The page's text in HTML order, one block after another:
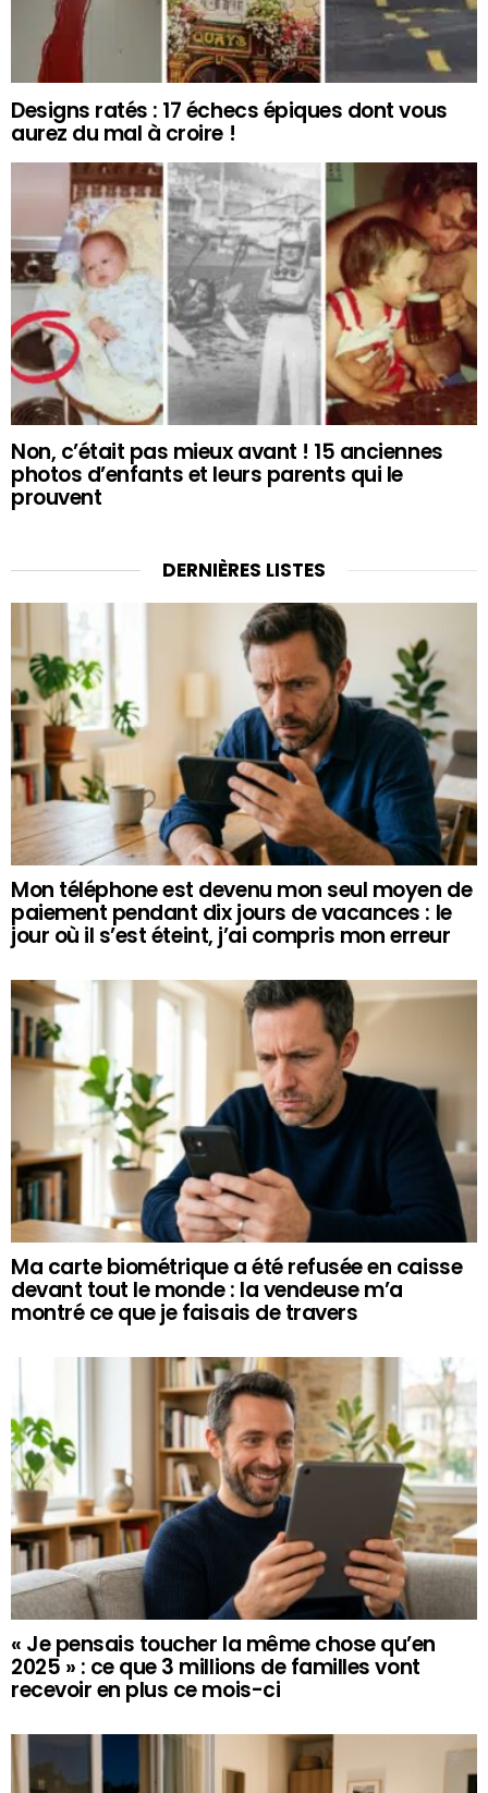
Designs ratés : 17 échecs épiques dont vous
aurez du mal à croire !
Non, c’était pas mieux avant ! 15 anciennes
photos d’enfants et leurs parents qui le
prouvent
DERNIÈRES LISTES
Mon téléphone est devenu mon seul moyen de
paiement pendant dix jours de vacances : le
jour où il s’est éteint, j’ai compris mon erreur
Ma carte biométrique a été refusée en caisse
devant tout le monde : la vendeuse m’a
montré ce que je faisais de travers
« Je pensais toucher la même chose qu’en
2025 » : ce que 3 millions de familles vont
recevoir en plus ce mois-ci